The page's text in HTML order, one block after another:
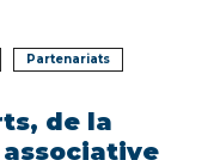
Partenariats
de la